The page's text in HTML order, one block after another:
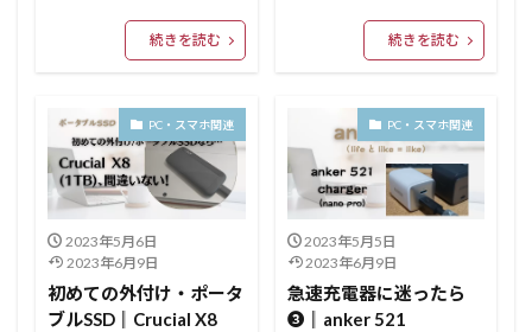
続きを読む 続きを読む
PC・スマホ関連
2023年5月6日
2023年6月9日
初めての外付け・ポータ
ブルSSD║Crucial X8
PC・スマホ関連
2023年5月5日
2023年6月9日
急速充電器に迷ったら
❸║anker 521